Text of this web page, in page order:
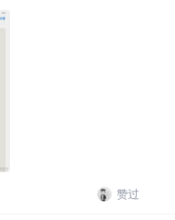
赞过